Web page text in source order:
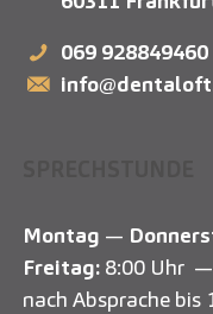
069 928849460
Montag —
Freitag: 8:00 Uhr —
nach Absprache bis